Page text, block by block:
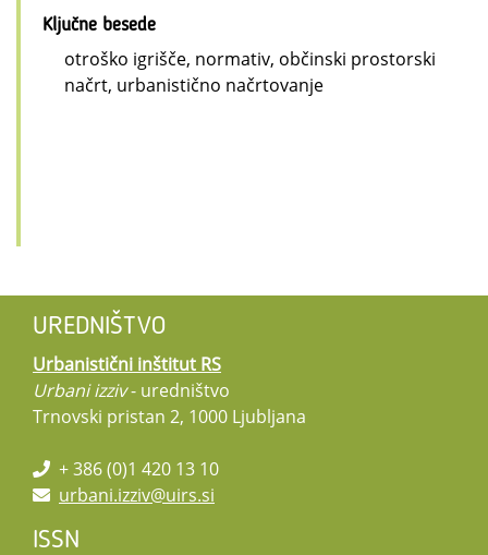
Ključne besede
otroško igrišče, normativ, občinski prostorski
načrt, urbanistično načrtovanje
UREDNIŠTVO
Urbanistični inštitut RS
Urbani izziv- uredništvo
Trnovski pristan 2, 1000 Ljubljana
+ 386 (0)1 420 13 10
urbani.izziv@uirs.si
ISSN